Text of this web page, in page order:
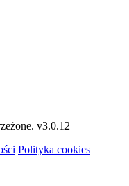
v3.0.12
Polityka cookies